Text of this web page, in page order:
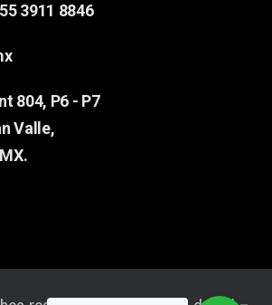
3911 8846
804, P6 - P7
Valle,